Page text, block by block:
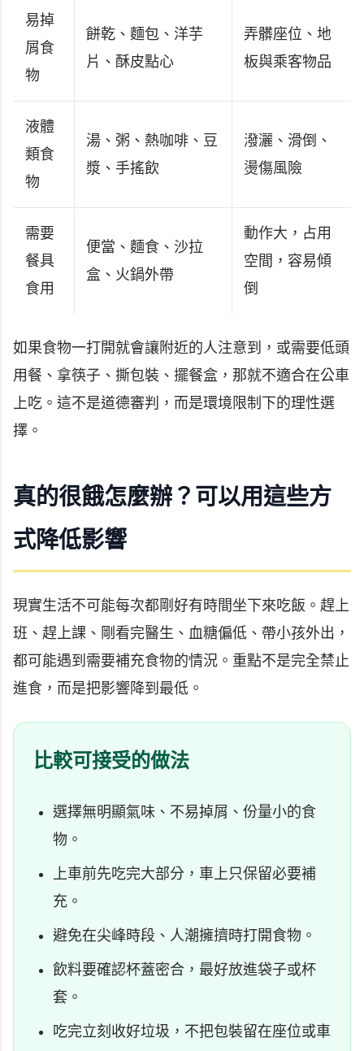
易掉
屑食
物
餅乾、麵包、洋芋
片、酥皮點心
弄髒座位、地
板與乘客物品
液體
類食
物
湯、粥、熱咖啡、豆
漿、手搖飲
潑灑、滑倒、
燙傷風險
需要
餐具
食用
便當、麵食、沙拉
盒、火鍋外帶
動作大，占用
空間，容易傾
倒
如果食物一打開就會讓附近的人注意到，或需要低頭
用餐、拿筷子、撕包裝、擺餐盒，那就不適合在公車
上吃。這不是道德審判，而是環境限制下的理性選
擇。
真的很餓怎麼辦？可以用這些方
式降低影響
現實生活不可能每次都剛好有時間坐下來吃飯。趕上
班、趕上課、剛看完醫生、血糖偏低、帶小孩外出，
都可能遇到需要補充食物的情況。重點不是完全禁止
進食，而是把影響降到最低。
比較可接受的做法
選擇無明顯氣味、不易掉屑、份量小的食
物。
上車前先吃完大部分，車上只保留必要補
充。
避免在尖峰時段、人潮擁擠時打開食物。
飲料要確認杯蓋密合，最好放進袋子或杯
套。
吃完立刻收好垃圾，不把包裝留在座位或車